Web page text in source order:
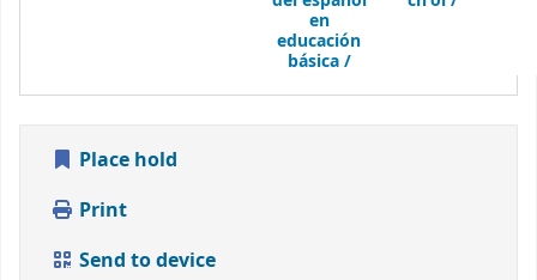
en
educación
básica /
Place hold
Print
Send to device